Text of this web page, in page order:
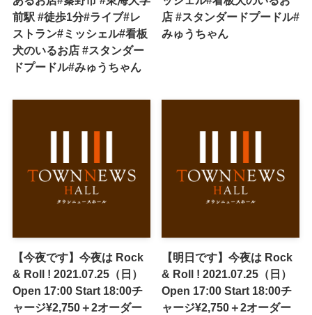
前駅 #徒歩1分#ライブ#レ
ストラン#ミッシェル#看板
犬のいるお店 #スタンダー
ドプードル#みゅうちゃん
店 #スタンダードプードル#
みゅうちゃん
【今夜です】今夜は Rock
& Roll ! 2021.07.25（日）
Open 17:00 Start 18:00チ
ャージ¥2,750＋2オーダー
【明日です】今夜は Rock
& Roll ! 2021.07.25（日）
Open 17:00 Start 18:00チ
ャージ¥2,750＋2オーダー